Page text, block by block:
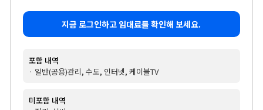
지금 로그인하고 임대료를 확인해 보세요.
포함 내역
· 일반(공용)관리, 수도, 인터넷, 케이블TV
미포함 내역